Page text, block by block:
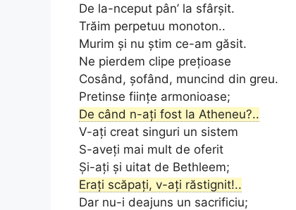
De la-nceput pân’ la sfârșit.
Trăim perpetuu monoton..
Murim și nu știm ce-am găsit.
Ne pierdem clipe prețioase
Cosând, șofând, muncind din greu.
Pretinse ființe armonioase;
De când n-ați fost la Atheneu?..
V-ați creat singuri un sistem
S-aveți mai mult de oferit
Și-ați și uitat de Bethleem;
Erați scăpați, v-ați răstignit!..
Dar nu-i deajuns un sacrificiu;